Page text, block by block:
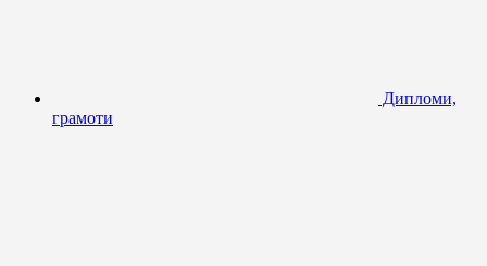
Дипломи,
грамоти